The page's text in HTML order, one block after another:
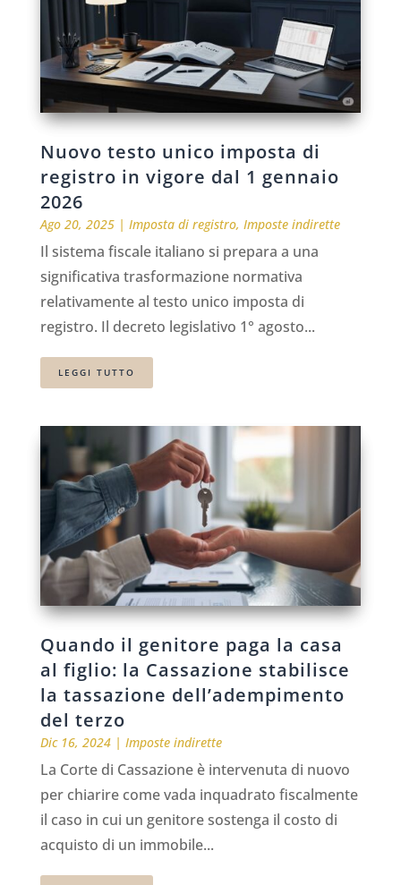
Nuovo testo unico imposta di
registro in vigore dal 1 gennaio
2026
Ago 20, 2025| Imposta di registro, Imposte indirette
Il sistema fiscale italiano si prepara a una
significativa trasformazione normativa
relativamente al testo unico imposta di
registro. Il decreto legislativo 1° agosto...
LEGGI TUTTO
Quando il genitore paga la casa
al figlio: la Cassazione stabilisce
la tassazione dell’adempimento
del terzo
Dic 16, 2024| Imposte indirette
La Corte di Cassazione è intervenuta di nuovo
per chiarire come vada inquadrato fiscalmente
il caso in cui un genitore sostenga il costo di
acquisto di un immobile...